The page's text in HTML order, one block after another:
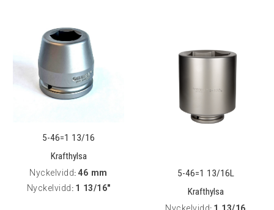
5-46=1 13/16
Krafthylsa
Nyckelvidd: 46 mm
Nyckelvidd : 1 13/16"
5-46=1 13/16L
Krafthylsa
Nyckelvidd 1 13/16